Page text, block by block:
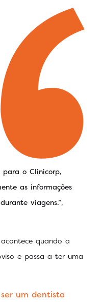
o Clinicorp,
as informações
viagens.”,
quando a
e passa a ter uma
ser um dentista